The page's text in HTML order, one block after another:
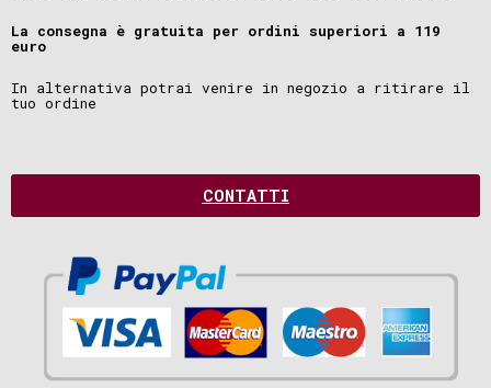
La consegna è gratuita per ordini superiori a 119
euro
In alternativa potrai venire in negozio a ritirare il
tuo ordine
CONTATTI